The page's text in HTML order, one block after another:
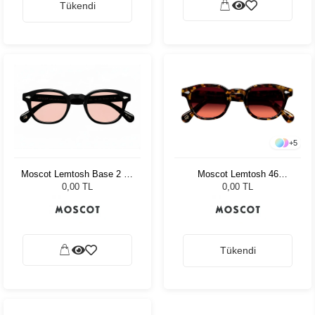
Tükendi
Moscot Lemtosh Base 2 49
Black Ny Rose
0,00 TL
+5
Moscot Lemtosh 46
Tortoise Cabernet
0,00 TL
Tükendi